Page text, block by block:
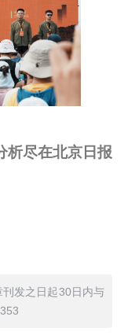
析尽在北京日报
发之日起30日内与